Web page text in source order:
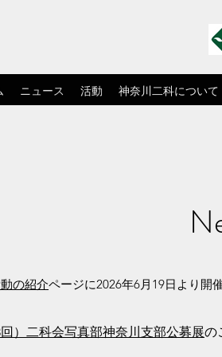
ニュース 活動 神奈川二科について
の紹介ページに2026年6月19日より開
回）二科会写真部神奈川支部公募展の